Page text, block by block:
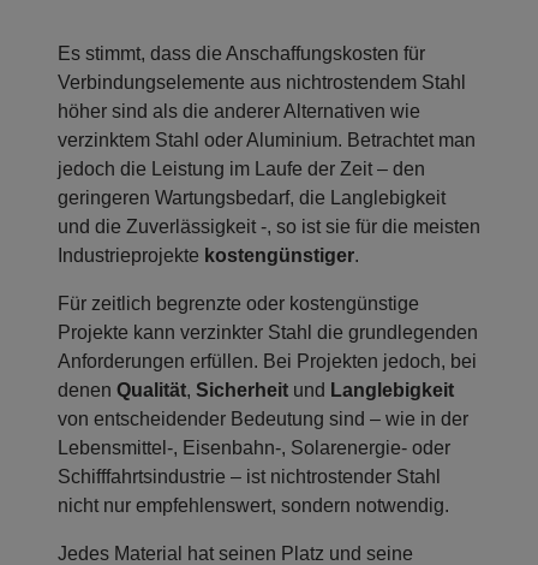
Es stimmt, dass die Anschaffungskosten für
Verbindungselemente aus nichtrostendem Stahl
höher sind als die anderer Alternativen wie
verzinktem Stahl oder Aluminium. Betrachtet man
jedoch die Leistung im Laufe der Zeit – den
geringeren Wartungsbedarf, die Langlebigkeit
und die Zuverlässigkeit -, so ist sie für die meisten
Industrieprojekte kostengünstiger.
Für zeitlich begrenzte oder kostengünstige
Projekte kann verzinkter Stahl die grundlegenden
Anforderungen erfüllen. Bei Projekten jedoch, bei
denen Qualität, Sicherheit und Langlebigkeit
von entscheidender Bedeutung sind – wie in der
Lebensmittel-, Eisenbahn-, Solarenergie- oder
Schifffahrtsindustrie – ist nichtrostender Stahl
nicht nur empfehlenswert, sondern notwendig.
Jedes Material hat seinen Platz und seine